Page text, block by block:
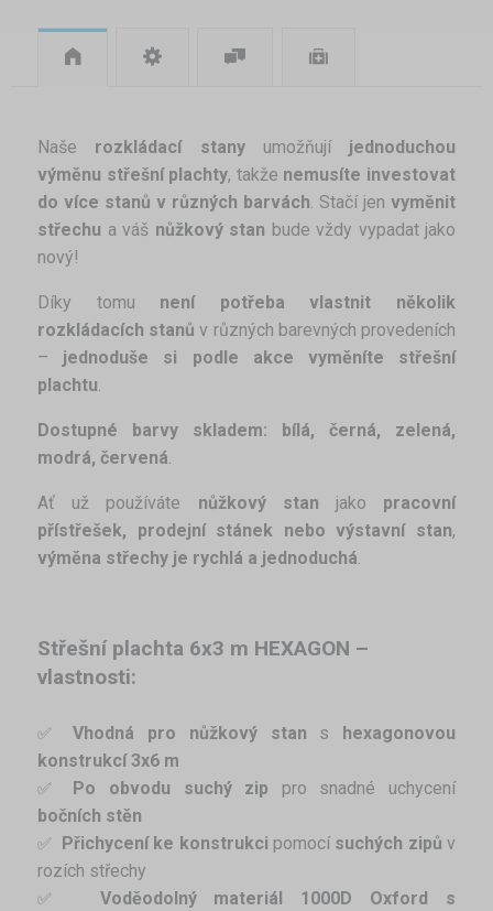
Naše rozkládací stanyumožňují jednoduchou
výměnu střešní plachty, takže nemusíte investovat
do více stanů v různých barvách. Stačí jen vyměnit
střechu a váš nůžkový stan bude vždy vypadat jako
nový!
Díky tomu není potřeba vlastnit několik
rozkládacích stanů v různých barevných provedeních
– jednoduše si podle akce vyměníte střešní
plachtu.
Dostupné barvy skladem:
bílá, černá, zelená,
modrá, červená.
Ať už používáte nůžkový stan jako pracovní
přístřešek, prodejní stánek nebo výstavní stan,
výměna střechy je rychlá a jednoduchá.
Střešní plachta 6x3 m HEXAGON –
vlastnosti:
✅ Vhodná pro nůžkový stan s hexagonovou
konstrukcí 3x6 m
✅ Po obvodu suchý zip pro snadné uchycení
bočních stěn
✅ Přichycení ke konstrukci pomocí suchých zipů v
rozích střechy
✅ Voděodolný materiál
1000D Oxford s